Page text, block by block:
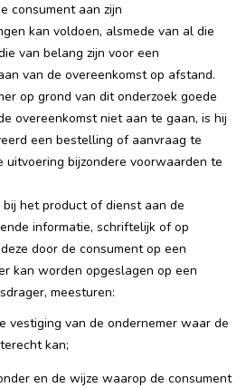
consument aan zijn
kan voldoen, alsmede van al die
van belang zijn voor een
van de overeenkomst op afstand.
op grond van dit onderzoek goede
overeenkomst niet aan te gaan, is hij
een bestelling of aanvraag te
uitvoering bijzondere voorwaarden te
het product of dienst aan de
informatie, schriftelijk of op
door de consument op een
kan worden opgeslagen op een
meesturen:
vestiging van de ondernemer waar de
kan;
en de wijze waarop de consument